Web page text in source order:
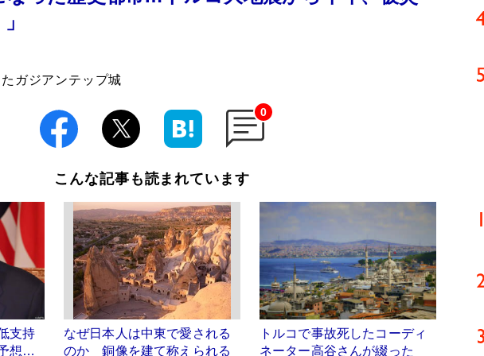
ガジアンテップ城
0
こんな記事も読まれています
支持
想…
なぜ日本人は中東で愛される
のか 銅像を建て称えられる
トルコで事故死したコーディ
ネーター高谷さんが綴った